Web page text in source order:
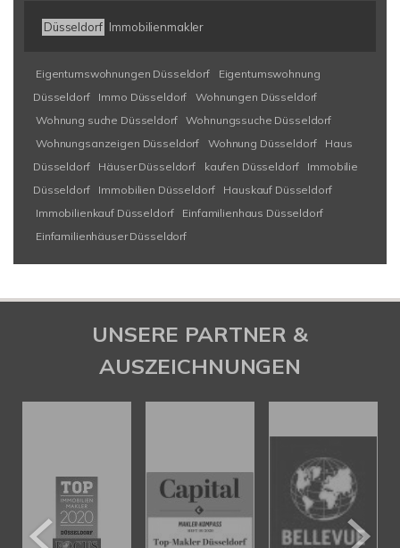
Düsseldorf Immobilienmakler
Eigentumswohnungen Düsseldorf
Eigentumswohnung
Düsseldorf
Immo Düsseldorf
Wohnungen Düsseldorf
Wohnung suche Düsseldorf
Wohnungssuche Düsseldorf
Wohnungsanzeigen Düsseldorf
Wohnung Düsseldorf
Haus
Düsseldorf
Häuser Düsseldorf kaufen Düsseldorf
Immobilie
Düsseldorf
Immobilien Düsseldorf
Hauskauf Düsseldorf
Immobilienkauf Düsseldorf
Einfamilienhaus Düsseldorf
Einfamilienhäuser Düsseldorf
UNSERE PARTNER &
AUSZEICHNUNGEN